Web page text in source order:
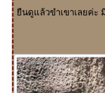
นดูแล้วขำเขาเลยค่ะ